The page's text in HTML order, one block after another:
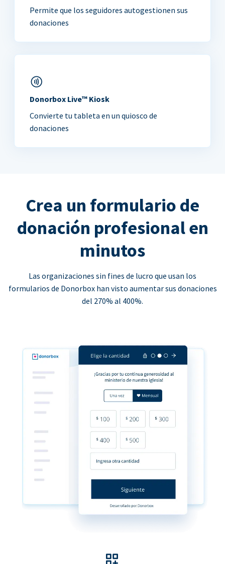
Permite que los seguidores autogestionen sus
donaciones
Donorbox Live™ Kiosk
Convierte tu tableta en un quiosco de
donaciones
Crea un formulario de
donación profesional en
minutos
Las organizaciones sin fines de lucro que usan los
formularios de Donorbox han visto aumentar sus donaciones
del 270% al 400%.